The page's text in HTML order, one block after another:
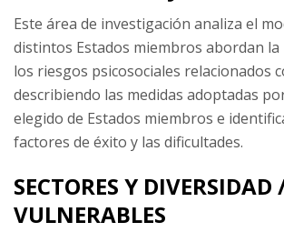
Este área de investigación analiza el
distintos Estados miembros abordan la
los riesgos psicosociales relacionados
describiendo las medidas adoptadas
elegido de Estados miembros e
factores de éxito y las dificultades.
SECTORES Y DIVERSIDAD
VULNERABLES